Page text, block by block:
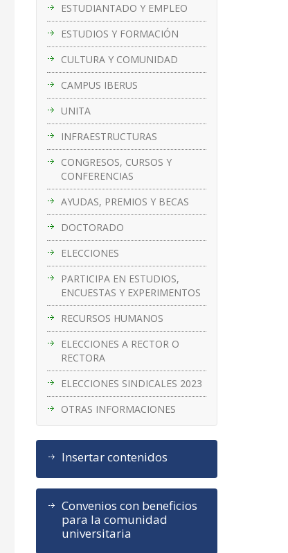
ESTUDIANTADO Y EMPLEO
ESTUDIOS Y FORMACIÓN
CULTURA Y COMUNIDAD
CAMPUS IBERUS
UNITA
INFRAESTRUCTURAS
CONGRESOS, CURSOS Y
CONFERENCIAS
AYUDAS, PREMIOS Y BECAS
DOCTORADO
ELECCIONES
PARTICIPA EN ESTUDIOS,
ENCUESTAS Y EXPERIMENTOS
RECURSOS HUMANOS
ELECCIONES A RECTOR O
RECTORA
ELECCIONES SINDICALES 2023
OTRAS INFORMACIONES
Insertar contenidos
Convenios con beneficios
para la comunidad
universitaria